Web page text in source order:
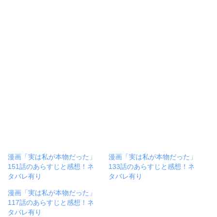
漫画「実は私が本物だった」
151話のあらすじと感想！ネ
タバレ有り
漫画「実は私が本物だった」
133話のあらすじと感想！ネ
タバレ有り
漫画「実は私が本物だった」
117話のあらすじと感想！ネ
タバレ有り